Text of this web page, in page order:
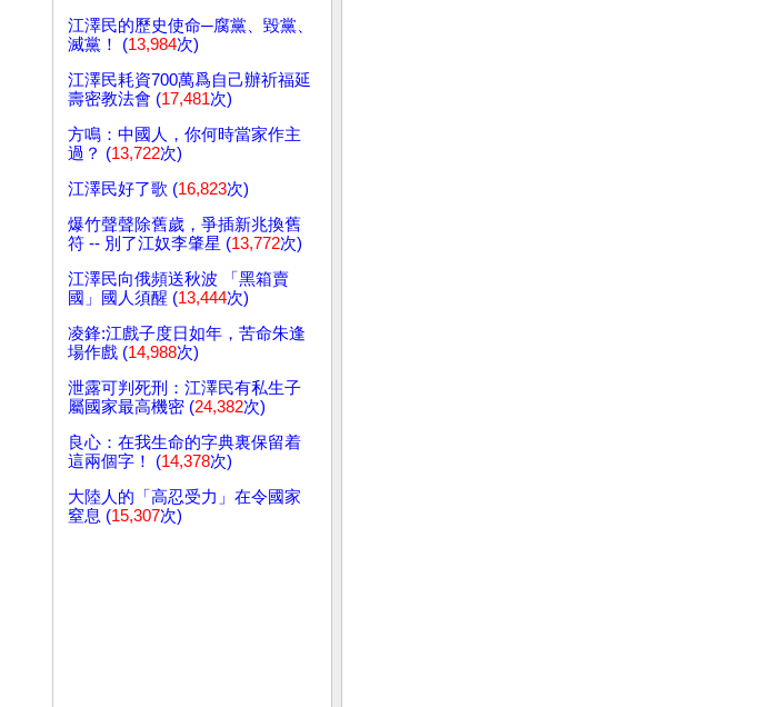
江澤民的歷史使命─腐黨、毀黨、
滅黨！ (13,984次)
江澤民耗資700萬爲自己辦祈福延
壽密教法會 (17,481次)
方鳴：中國人，你何時當家作主
過？ (13,722次)
江澤民好了歌 (16,823次)
爆竹聲聲除舊歲，爭插新兆換舊
符 -- 別了江奴李肇星 (13,772次)
江澤民向俄頻送秋波 「黑箱賣
國」國人須醒 (13,444次)
凌鋒:江戲子度日如年，苦命朱逢
場作戲 (14,988次)
泄露可判死刑：江澤民有私生子
屬國家最高機密 (24,382次)
良心：在我生命的字典裏保留着
這兩個字！ (14,378次)
大陸人的「高忍受力」在令國家
窒息 (15,307次)